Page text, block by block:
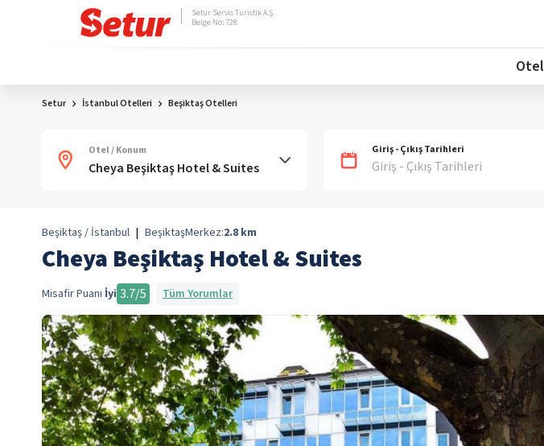
Setur Servis Turistik A.Ş.
Belge No: 728
Otel
Setur İstanbul Otelleri Beşiktaş Otelleri
Otel / Konum Giriş - Çıkış Tarihleri
Giriş - Çıkış Tarihleri
Beşiktaş / İstanbul | BeşiktaşMerkez:2.8 km
Cheya Beşiktaş Hotel & Suites
Misafir Puanı İyi 3.7/5 Tüm Yorumlar